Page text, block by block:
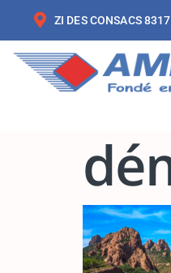
ZI DES CONSACS